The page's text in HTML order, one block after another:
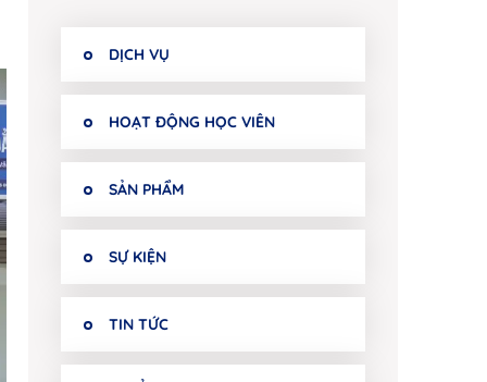
DỊCH VỤ
HOẠT ĐỘNG HỌC VIÊN
SẢN PHẨM
SỰ KIỆN
TIN TỨC